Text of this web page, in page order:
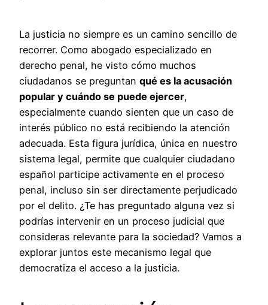
La justicia no siempre es un camino sencillo de
recorrer. Como abogado especializado en
derecho penal, he visto cómo muchos
ciudadanos se preguntan qué es la acusación
popular y cuándo se puede ejercer,
especialmente cuando sienten que un caso de
interés público no está recibiendo la atención
adecuada. Esta figura jurídica, única en nuestro
sistema legal, permite que cualquier ciudadano
español participe activamente en el proceso
penal, incluso sin ser directamente perjudicado
por el delito. ¿Te has preguntado alguna vez si
podrías intervenir en un proceso judicial que
consideras relevante para la sociedad? Vamos a
explorar juntos este mecanismo legal que
democratiza el acceso a la justicia.